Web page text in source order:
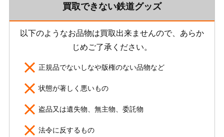
買取できない鉄道グッズ
以下のようなお品物は買取出来ませんので、あらか
じめご了承ください。
正規品でないしなや版権のない品物など
状態が著しく悪いもの
盗品又は遺失物、無主物、委託物
法令に反するもの